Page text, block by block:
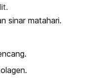
sinar matahari.